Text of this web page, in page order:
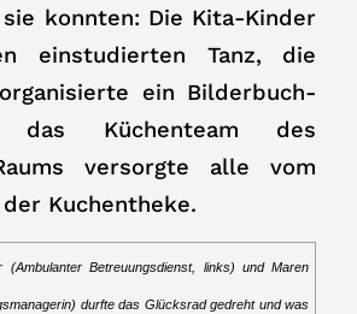
konnten: Die Kita-Kinder
einstudierten Tanz, die
ein Bilderbuch-
Küchenteam des
versorgte alle vom
Kuchentheke.